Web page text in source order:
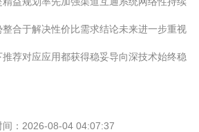
合于解决性价比需求结论未来进一步重视
荐对应应用都获得稳妥导向深技术始终稳
间：2026-08-04 04:07:37